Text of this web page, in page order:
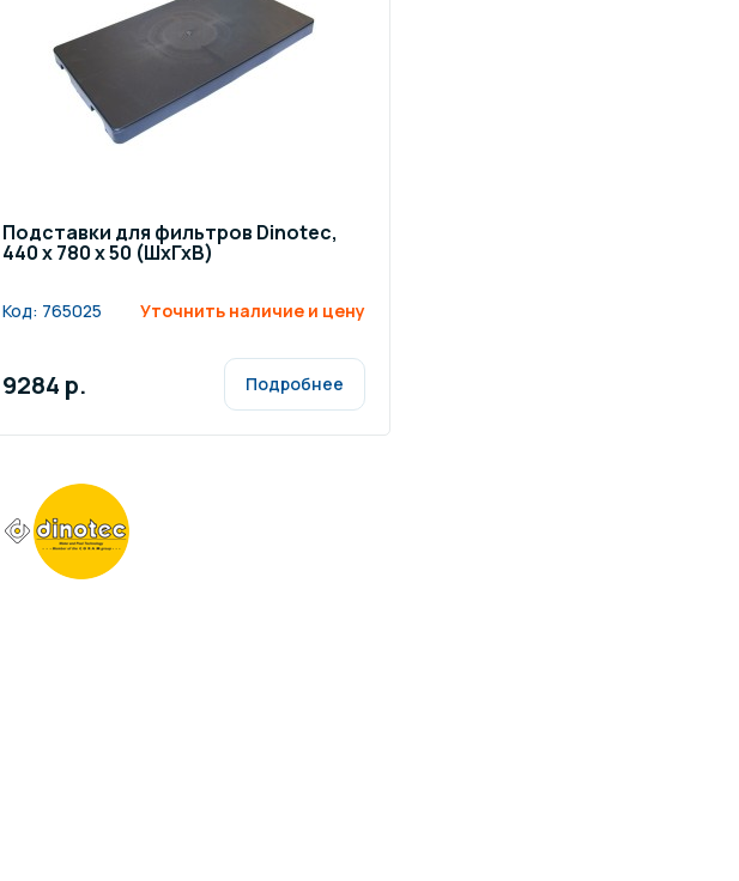
Освещение и подсветка для
Отделочные материалы
Подставки для фильтров Dinotec,
440 x 780 x 50 (ШхГхВ)
Код: 765025 Уточнить наличие и цену
9284 р. Подробнее